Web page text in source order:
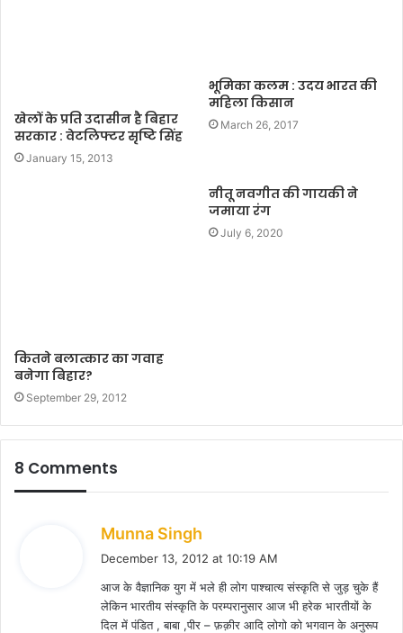
खेलों के प्रति उदासीन है बिहार
सरकार : वेटलिफ्टर सृष्टि सिंह
January 15, 2013
भूमिका कलम : उदय भारत की
महिला किसान
March 26, 2017
कितने बलात्कार का गवाह
बनेगा बिहार?
September 29, 2012
नीतू नवगीत की गायकी ने
जमाया रंग
July 6, 2020
8 Comments
Munna Singh
s
:
December 13, 2012 at 10:19 AM
आज के वैज्ञानिक युग में भले ही लोग पाश्चात्य संस्कृति से जुड़ चुके हैं
लेकिन भारतीय संस्कृति के परम्परानुसार आज भी हरेक भारतीयों के
दिल में पंडित , बाबा ,पीर – फ़क़ीर आदि लोगो को भगवान के अनुरूप